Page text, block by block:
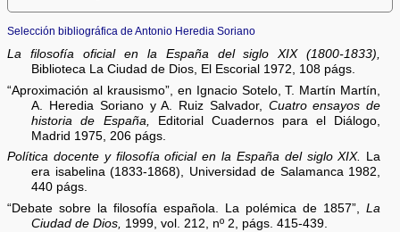
Selección bibliográfica de Antonio Heredia Soriano
La filosofía oficial en la España del siglo XIX (1800-1833),
Biblioteca La Ciudad de Dios, El Escorial 1972, 108 págs.
“Aproximación al krausismo”, en Ignacio Sotelo, T. Martín Martín,
A. Heredia Soriano y A. Ruiz Salvador, Cuatro ensayos de
historia de España,
Editorial Cuadernos para el Diálogo,
Madrid 1975, 206 págs.
Política docente y filosofía oficial en la España del siglo XIX.
La
era isabelina (1833-1868), Universidad de Salamanca 1982,
440 págs.
“Debate sobre la filosofía española. La polémica de 1857”,La
Ciudad de Dios, 1999, vol. 212, nº 2, págs. 415-439.